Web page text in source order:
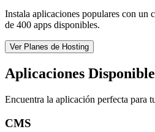
Instala aplicaciones populares con un
de 400 apps disponibles.
Ver Planes de Hosting
Aplicaciones
Encuentra la aplicación perfecta para
CMS